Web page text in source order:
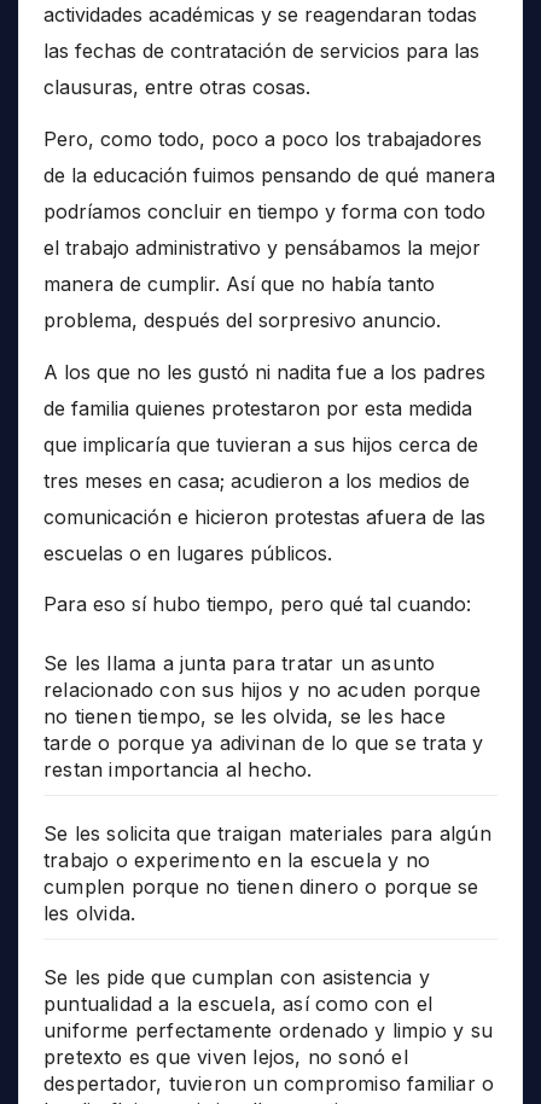
actividades académicas y se reagendaran todas
las fechas de contratación de servicios para las
clausuras, entre otras cosas.
Pero, como todo, poco a poco los trabajadores
de la educación fuimos pensando de qué manera
podríamos concluir en tiempo y forma con todo
el trabajo administrativo y pensábamos la mejor
manera de cumplir. Así que no había tanto
problema, después del sorpresivo anuncio.
A los que no les gustó ni nadita fue a los padres
de familia quienes protestaron por esta medida
que implicaría que tuvieran a sus hijos cerca de
tres meses en casa; acudieron a los medios de
comunicación e hicieron protestas afuera de las
escuelas o en lugares públicos.
Para eso sí hubo tiempo, pero qué tal cuando:
Se les llama a junta para tratar un asunto
relacionado con sus hijos y no acuden porque
no tienen tiempo, se les olvida, se les hace
tarde o porque ya adivinan de lo que se trata y
restan importancia al hecho.
Se les solicita que traigan materiales para algún
trabajo o experimento en la escuela y no
cumplen porque no tienen dinero o porque se
les olvida.
Se les pide que cumplan con asistencia y
puntualidad a la escuela, así como con el
uniforme perfectamente ordenado y limpio y su
pretexto es que viven lejos, no sonó el
despertador, tuvieron un compromiso familiar o